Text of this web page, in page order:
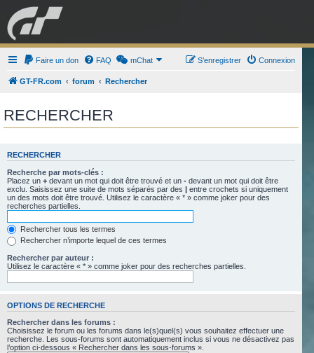
GRAN TURISMO FORUM
ESPORT BOUTIQUE
Faire un don FAQ mChat Connexion
S’enregistrer
GT-FR.com forum Rechercher
RECHERCHER
RECHERCHER
Recherche par mots-clés :
Placez un + devant un mot qui doit être trouvé et un - devant un mot qui doit être
exclu. Saisissez une suite de mots séparés par des | entre crochets si uniquement
un des mots doit être trouvé. Utilisez le caractère « * » comme joker pour des
recherches partielles.
Rechercher tous les termes
Rechercher n’importe lequel de ces termes
Rechercher par auteur :
Utilisez le caractère « * » comme joker pour des recherches partielles.
OPTIONS DE RECHERCHE
Rechercher dans les forums :
Choisissez le forum ou les forums dans le(s)quel(s) vous souhaitez effectuer une
recherche. Les sous-forums sont automatiquement inclus si vous ne désactivez pas
l’option ci-dessous « Rechercher dans les sous-forums ».